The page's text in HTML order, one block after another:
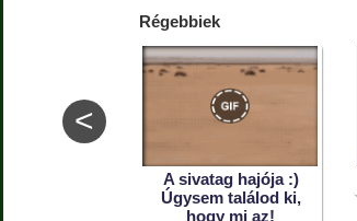
<
Régebbiek
egy film
:D
A sivatag hajója :)
Úgysem találod ki,
hogy mi az!